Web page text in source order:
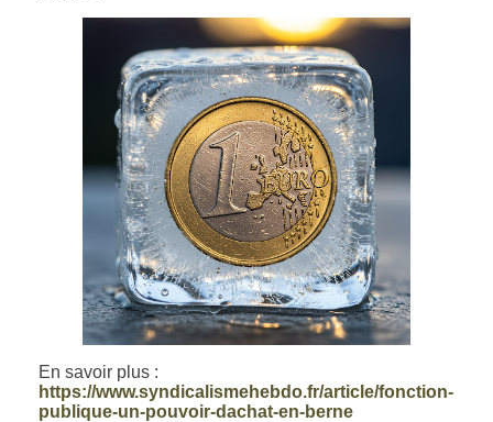
En savoir plus :
https://www.syndicalismehebdo.fr/article/fonction-
publique-un-pouvoir-dachat-en-berne